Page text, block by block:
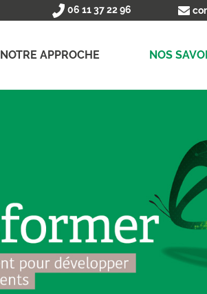
06 11 37 22 96
NOTRE APPROCHE NOS